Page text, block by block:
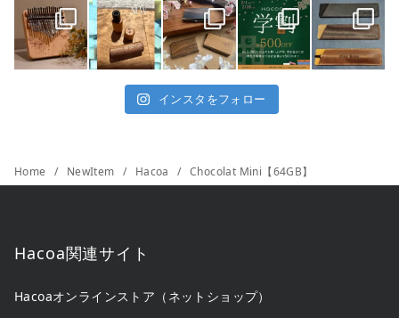
インスタをフォロー
Home NewItem Hacoa Chocolat Mini【64GB】
Hacoa関連サイト
Hacoaオンラインストア（ネットショップ）